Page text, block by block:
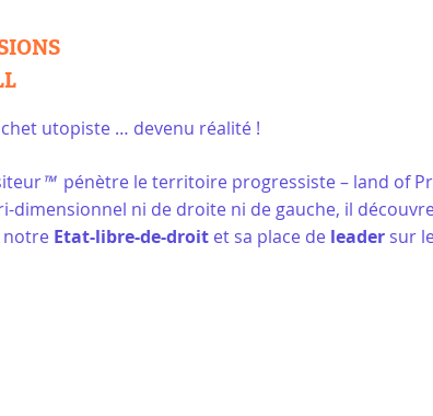
utopiste … devenu réalité !
™pénètre le territoire progressiste – land of
ni de droite ni de gauche, il
notre Etat-libre-de-droit et sa place de leader sur